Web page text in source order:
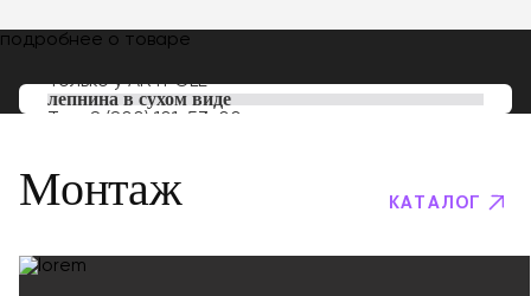
подробнее о товаре
Только уARTPOLE
лепнина в сухом виде
Тел: 8 (800) 101-53-00
Монтаж КАТАЛОГ